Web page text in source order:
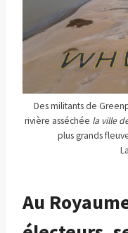
Des militants de
rivière asséchée la ville
plus grands
Au